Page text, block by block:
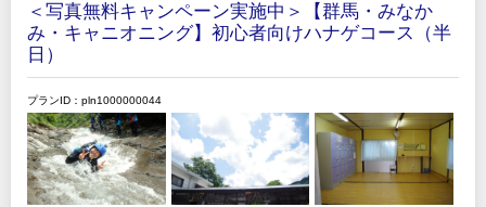
＜写真無料キャンペーン実施中＞【群馬・みなか
み・キャニオニング】初心者向けハナゲコース（半
日）
プランID：pln1000000044